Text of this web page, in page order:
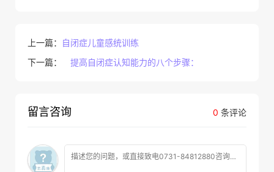
上一篇：
自闭症儿童感统训练
下一篇：
提高自闭症认知能力的八个步骤：
0 条评论
留言咨询